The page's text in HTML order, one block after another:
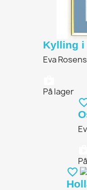
Kylling i
Eva
På lager
favorite_border